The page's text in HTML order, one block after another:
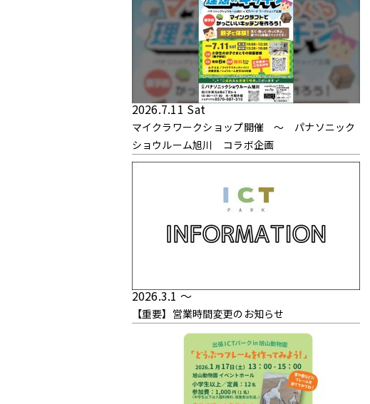
2026.7.11 Sat
マイクラワークショップ開催 〜 パナソニック
ショウルーム旭川 コラボ企画
2026.3.1 ～
【重要】営業時間変更のお知らせ